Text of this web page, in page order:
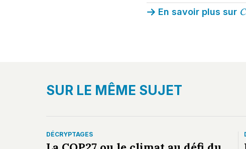
En savoir plus sur
SUR LE MÊME SUJET
DÉCRYPTAGES